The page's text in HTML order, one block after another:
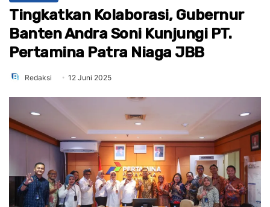
Tingkatkan Kolaborasi, Gubernur
Banten Andra Soni Kunjungi PT.
Pertamina Patra Niaga JBB
Redaksi 12 Juni 2025